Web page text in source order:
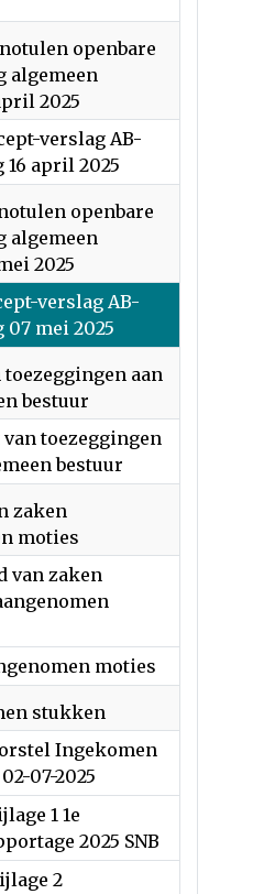
openbare
algemeen
2025
verslag AB-
april 2025
openbare
algemeen
2025
verslag AB-
mei 2025
toezeggingen aan
bestuur
van toezeggingen
bestuur
zaken
moties
van zaken
moties
stukken
Ingekomen
07-2025
1 1e
2025 SNB
2